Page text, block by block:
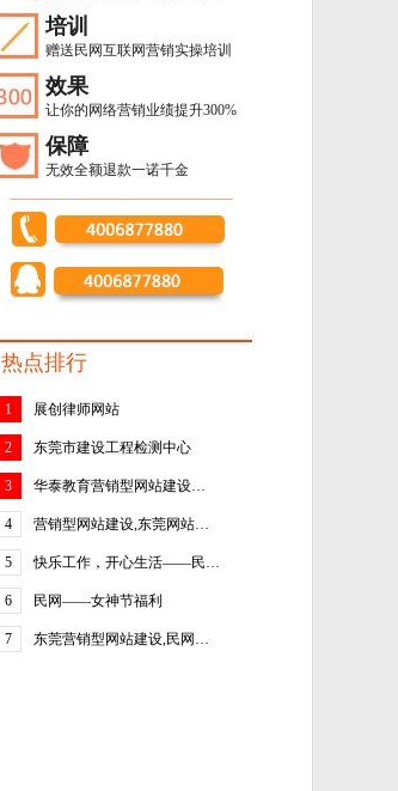
培训
赠送民网互联网营销实操培训
效果
让你的网络营销业绩提升300%
保障
无效全额退款一诺千金
热点排行
1 展创律师网站
2 东莞市建设工程检测中心
3 华泰教育营销型网站建设…
4 营销型网站建设,东莞网站…
5 快乐工作，开心生活——民…
6 民网——女神节福利
7 东莞营销型网站建设,民网…